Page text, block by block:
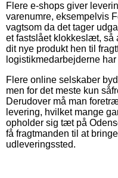
Flere e-shops giver
varenumre, eksempelvis
vagtsom da det tager
et fastslået klokkeslæt, så
dit nye produkt hen til
logistikmedarbejderne har
Flere online selskaber
men for det meste kun
Derudover må man
levering, hvilket mange
opholder sig tæt på
få fragtmanden til at
udleveringssted.